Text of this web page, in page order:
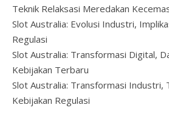
Teknik Relaksasi Meredakan
Slot Australia: Evolusi Industri,
Regulasi
Slot Australia: Transformasi Digital,
Kebijakan Terbaru
Slot Australia: Transformasi Industri,
Kebijakan Regulasi